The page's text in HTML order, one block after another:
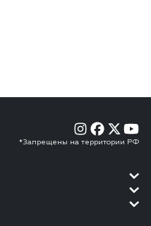
*Запрещены на территории РФ